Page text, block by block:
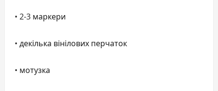
• 2-3 маркери
• декілька вінілових перчаток
• мотузка